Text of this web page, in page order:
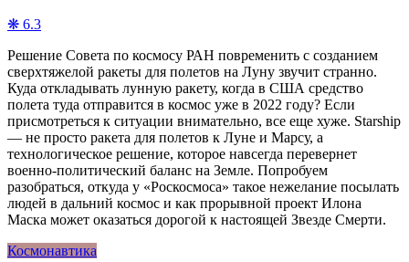
❋ 6.3
Решение Совета по космосу РАН повременить с созданием
сверхтяжелой ракеты для полетов на Луну звучит странно.
Куда откладывать лунную ракету, когда в США средство
полета туда отправится в космос уже в 2022 году? Если
присмотреться к ситуации внимательно, все еще хуже. Starship
— не просто ракета для полетов к Луне и Марсу, а
технологическое решение, которое навсегда перевернет
военно-политический баланс на Земле. Попробуем
разобраться, откуда у «Роскосмоса» такое нежелание посылать
людей в дальний космос и как прорывной проект Илона
Маска может оказаться дорогой к настоящей Звезде Смерти.
Космонавтика